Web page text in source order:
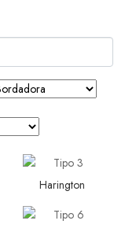
Harington